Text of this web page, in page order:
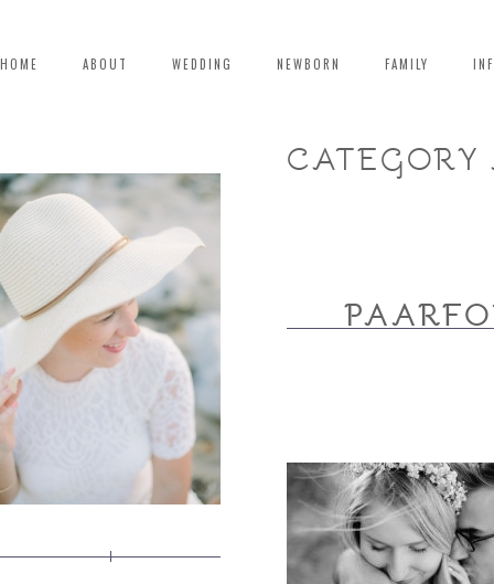
HOME ABOUT WEDDING NEWBORN FAMILY